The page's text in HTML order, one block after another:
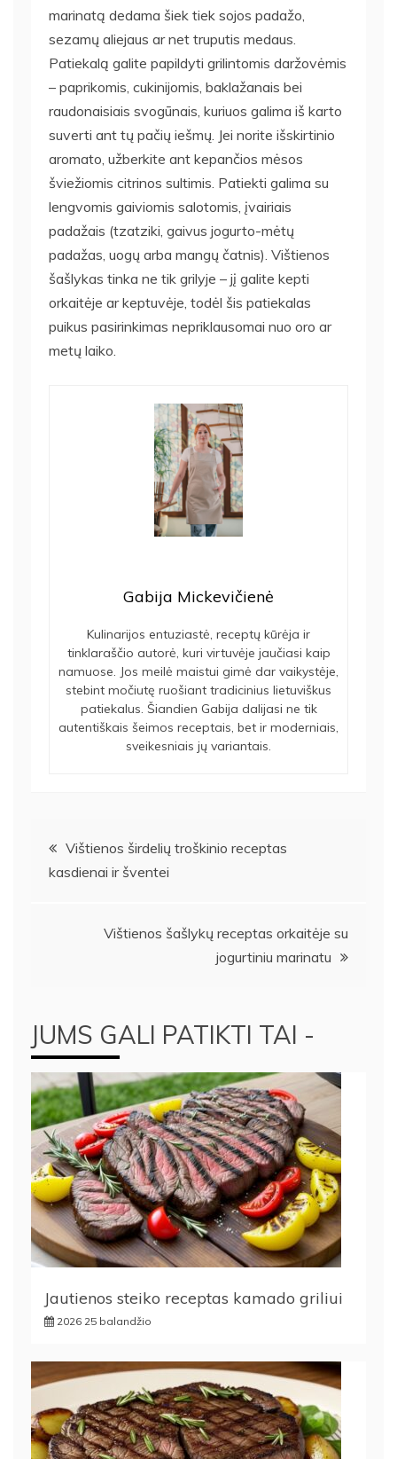
marinatą dedama šiek tiek sojos padažo,
sezamų aliejaus ar net truputis medaus.
Patiekalą galite papildyti grilintomis daržovėmis
– paprikomis, cukinijomis, baklažanais bei
raudonaisiais svogūnais, kuriuos galima iš karto
suverti ant tų pačių iešmų. Jei norite išskirtinio
aromato, užberkite ant kepančios mėsos
šviežiomis citrinos sultimis. Patiekti galima su
lengvomis gaiviomis salotomis, įvairiais
padažais (tzatziki, gaivus jogurto-mėtų
padažas, uogų arba mangų čatnis). Vištienos
šašlykas tinka ne tik grilyje – jį galite kepti
orkaitėje ar keptuvėje, todėl šis patiekalas
puikus pasirinkimas nepriklausomai nuo oro ar
metų laiko.
Gabija Mickevičienė
Kulinarijos entuziastė, receptų kūrėja ir
tinklaraščio autorė, kuri virtuvėje jaučiasi kaip
namuose. Jos meilė maistui gimė dar vaikystėje,
stebint močiutę ruošiant tradicinius lietuviškus
patiekalus. Šiandien Gabija dalijasi ne tik
autentiškais šeimos receptais, bet ir moderniais,
sveikesniais jų variantais.
Navigacija
tarp
Vištienos širdelių troškinio receptas
kasdienai ir šventei
Vištienos šašlykų receptas orkaitėje su
jogurtiniu marinatu
JUMS GALI PATIKTI TAI -
Jautienos steiko receptas kamado griliui
2026 25 balandžio